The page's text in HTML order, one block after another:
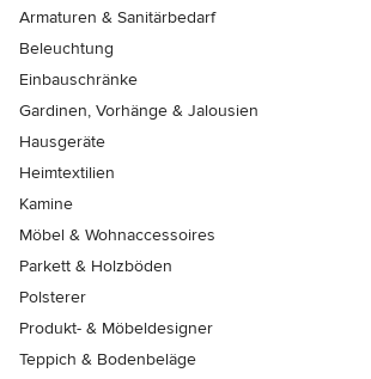
Armaturen & Sanitärbedarf
Beleuchtung
Einbauschränke
Gardinen, Vorhänge & Jalousien
Hausgeräte
Heimtextilien
Kamine
Möbel & Wohnaccessoires
Parkett & Holzböden
Polsterer
Produkt- & Möbeldesigner
Teppich & Bodenbeläge